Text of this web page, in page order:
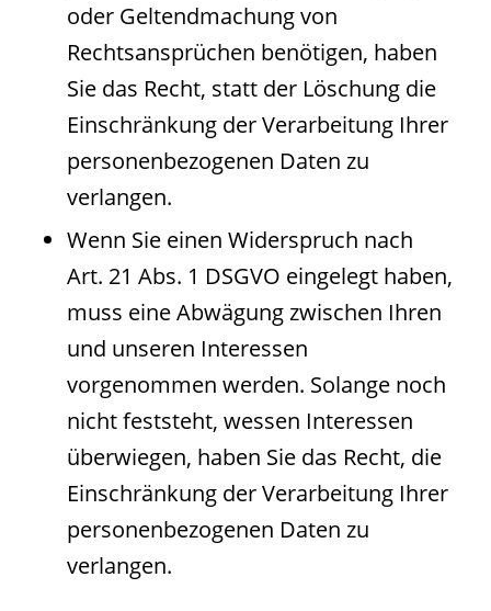
oder Geltendmachung von
Rechtsansprüchen benötigen, haben
Sie das Recht, statt der Löschung die
Einschränkung der Verarbeitung Ihrer
personenbezogenen Daten zu
verlangen.
Wenn Sie einen Widerspruch nach
Art. 21 Abs. 1 DSGVO eingelegt haben,
muss eine Abwägung zwischen Ihren
und unseren Interessen
vorgenommen werden. Solange noch
nicht feststeht, wessen Interessen
überwiegen, haben Sie das Recht, die
Einschränkung der Verarbeitung Ihrer
personenbezogenen Daten zu
verlangen.